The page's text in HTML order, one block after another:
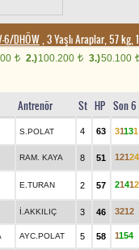
6/DHÖW, 3 Yaşlı Araplar, 57 kg,
t 2.)100.200 t 3.)50.100
Antrenör St HP Son 6
S.POLAT 4 63 31131
RAM. KAYA 8 51 12124
E.TURAN 2 57 21412
İ.AKKILIÇ 3 46 3212
AYC.POLAT 5 58 1154